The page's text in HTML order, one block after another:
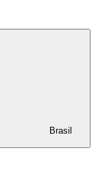
Brasil